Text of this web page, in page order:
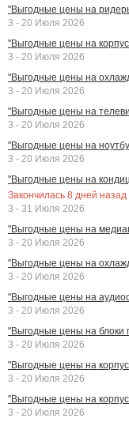
"Выгодные цены на
3 - 20 Июля 2026
"Выгодные цены на
3 - 20 Июля 2026
"Выгодные цены на
3 - 20 Июля 2026
"Выгодные цены на
3 - 20 Июля 2026
"Выгодные цены на
3 - 20 Июля 2026
"Выгодные цены на
Закончилась 8 дней назад
3 - 31 Июля 2026
"Выгодные цены на
3 - 20 Июля 2026
"Выгодные цены на
3 - 20 Июля 2026
"Выгодные цены на
3 - 20 Июля 2026
"Выгодные цены на блоки
3 - 20 Июля 2026
"Выгодные цены на
3 - 20 Июля 2026
"Выгодные цены на
3 - 20 Июля 2026